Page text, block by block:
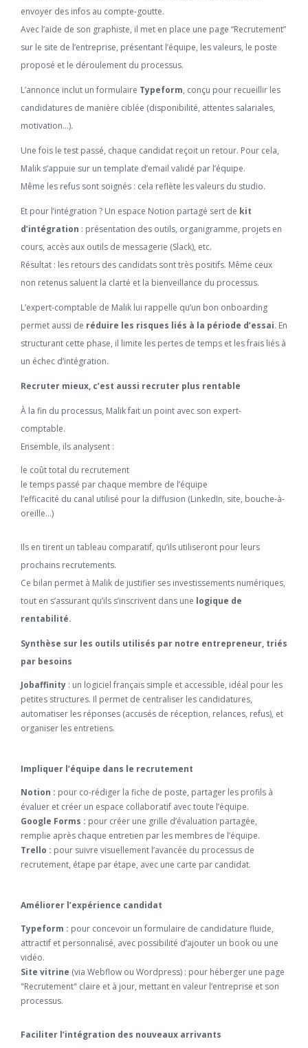
envoyer des infos au compte-goutte.
Avec l’aide de son graphiste, il met en place une page “Recrutement”
sur le site de l’entreprise, présentant l’équipe, les valeurs, le poste
proposé et le déroulement du processus.
L’annonce inclut un formulaire Typeform, conçu pour recueillir les
candidatures de manière ciblée (disponibilité, attentes salariales,
motivation…).
Une fois le test passé, chaque candidat reçoit un retour. Pour cela,
Malik s’appuie sur un template d’email validé par l’équipe.
Même les refus sont soignés : cela reflète les valeurs du studio.
Et pour l’intégration ? Un espace Notion partagé sert de kit
d’intégration : présentation des outils, organigramme, projets en
cours, accès aux outils de messagerie (Slack), etc.
Résultat : les retours des candidats sont très positifs. Même ceux
non retenus saluent la clarté et la bienveillance du processus.
L’expert-comptable de Malik lui rappelle qu’un bon onboarding
permet aussi de réduire les risques liés à la période d’essai. En
structurant cette phase, il limite les pertes de temps et les frais liés à
un échec d’intégration.
Recruter mieux, c’est aussi recruter plus rentable
À la fin du processus, Malik fait un point avec son expert-
comptable.
Ensemble, ils analysent :
le coût total du recrutement
le temps passé par chaque membre de l’équipe
l’efficacité du canal utilisé pour la diffusion (LinkedIn, site, bouche-à-
oreille…)
Ils en tirent un tableau comparatif, qu’ils utiliseront pour leurs
prochains recrutements.
Ce bilan permet à Malik de justifier ses investissements numériques,
tout en s’assurant qu’ils s’inscrivent dans une logique de
rentabilité.
Synthèse sur les outils utilisés par notre entrepreneur, triés
par besoins
Jobaffinity : un logiciel français simple et accessible, idéal pour les
petites structures. Il permet de centraliser les candidatures,
automatiser les réponses (accusés de réception, relances, refus), et
organiser les entretiens.
Impliquer l’équipe dans le recrutement
Notion : pour co-rédiger la fiche de poste, partager les profils à
évaluer et créer un espace collaboratif avec toute l’équipe.
Google Forms : pour créer une grille d’évaluation partagée,
remplie après chaque entretien par les membres de l’équipe.
Trello : pour suivre visuellement l’avancée du processus de
recrutement, étape par étape, avec une carte par candidat.
Améliorer l’expérience candidat
Typeform : pour concevoir un formulaire de candidature fluide,
attractif et personnalisé, avec possibilité d’ajouter un book ou une
vidéo.
Site vitrine (via Webflow ou Wordpress) : pour héberger une page
"Recrutement" claire et à jour, mettant en valeur l’entreprise et son
processus.
Faciliter l’intégration des nouveaux arrivants